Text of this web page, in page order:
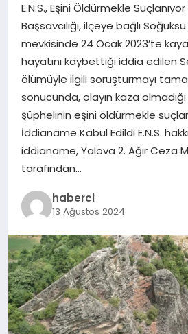
MAGAZIN
SAĞLIK
SIYASET
SPOR
YAŞAM
E.N.S., Eşini Öldürmekle
Başsavcılığı, ilçeye bağlı
mevkisinde 24 Ocak 2023’te
hayatını kaybettiği iddia edilen
ölümüyle ilgili soruşturmayı
sonucunda, olayın kaza olmadığı
şüphelinin eşini öldürmekle
İddianame Kabul Edildi E.N.S.
iddianame, Yalova 2. Ağır Ceza
tarafından…
haberci
13 Ağustos 2024